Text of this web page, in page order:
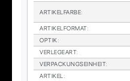
AR­TI­KEL­FAR­BE:
AR­TI­KEL­FOR­MAT:
OP­TIK:
VER­LE­GE­ART:
VER­PA­CKUNGS­EIN­HEIT:
AR­TI­KEL: